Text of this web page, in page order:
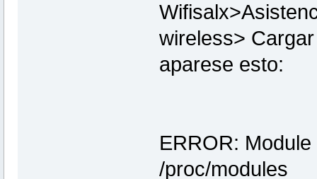
wireless>
aparese esto:
ERROR:
/proc/modules